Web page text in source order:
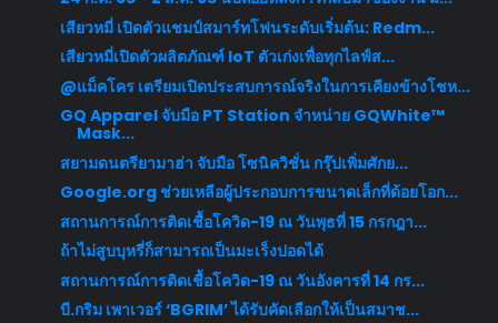
เสียวหมี่ เปิดตัวแชมป์สมาร์ทโฟนระดับเริ่มต้น: Redm...
เสียวหมี่เปิดตัวผลิตภัณฑ์ IoT ตัวเก่งเพื่อทุกไลฟ์ส...
@แม็คโคร เตรียมเปิดประสบการณ์จริงในการเคียงข้างโชห...
GQ Apparel จับมือ PT Station จำหน่าย GQWhite™
Mask...
สยามดนตรียามาฮ่า จับมือ โซนิควิชั่น กรุ๊ปเพิ่มศักย...
Google.org ช่วยเหลือผู้ประกอบการขนาดเล็กที่ด้อยโอก...
สถานการณ์การติดเชื้อโควิด-19 ณ วันพุธที่ 15 กรกฎา...
ถ้าไม่สูบบุหรี่ก็สามารถเป็นมะเร็งปอดได้
สถานการณ์การติดเชื้อโควิด-19 ณ วันอังคารที่ 14 กร...
บี.กริม เพาเวอร์ ‘BGRIM’ ได้รับคัดเลือกให้เป็นสมาช...